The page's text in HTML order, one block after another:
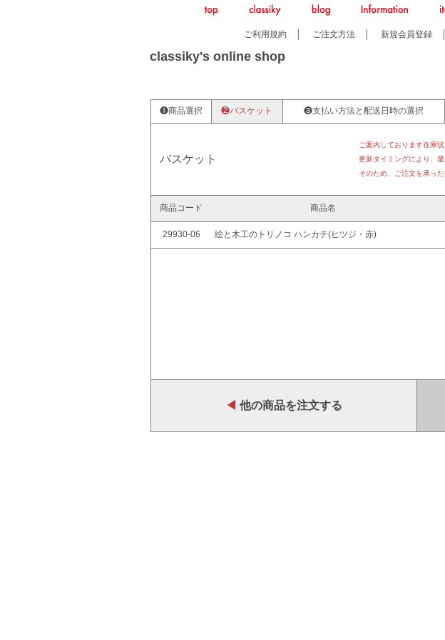
ご利用規約 ご注文方法 新規会員登録
classiky's online shop
❶商品選択 ❷バスケット ❸支払い方法と配送日時の選択
バスケット
ご案内しております在庫
更新タイミングにより、
そのため、ご注文を承っ
商品コード 商品名
29930-06 絵と木工のトリノコ ハンカチ(ヒツジ・赤)
◀ 他の商品を注文する